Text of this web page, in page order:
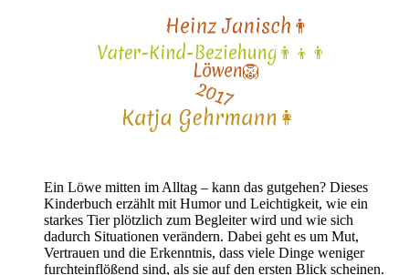
Ein Löwe mitten im Alltag – kann das gutgehen? Dieses
Kinderbuch erzählt mit Humor und Leichtigkeit, wie ein
starkes Tier plötzlich zum Begleiter wird und wie sich
dadurch Situationen verändern. Dabei geht es um Mut,
Vertrauen und die Erkenntnis, dass viele Dinge weniger
furchteinflößend sind, als sie auf den ersten Blick scheinen.